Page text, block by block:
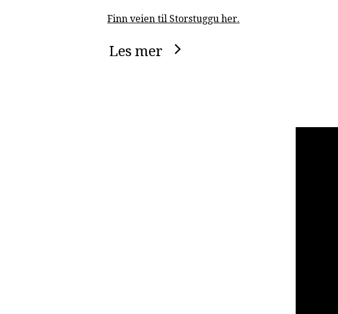
Finn veien til Storstuggu her.
Les mer